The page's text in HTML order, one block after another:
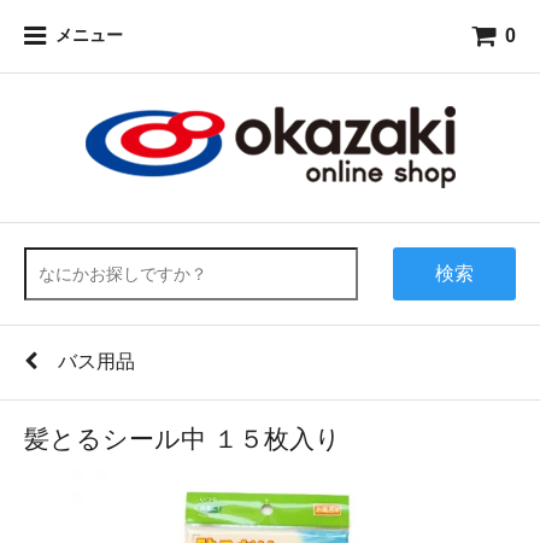
メニュー 0
検索
バス用品
髪とるシール中 １５枚入り